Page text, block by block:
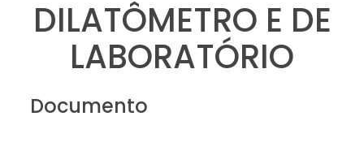
DILATÔMETRO E DE
LABORATÓRIO
Documento